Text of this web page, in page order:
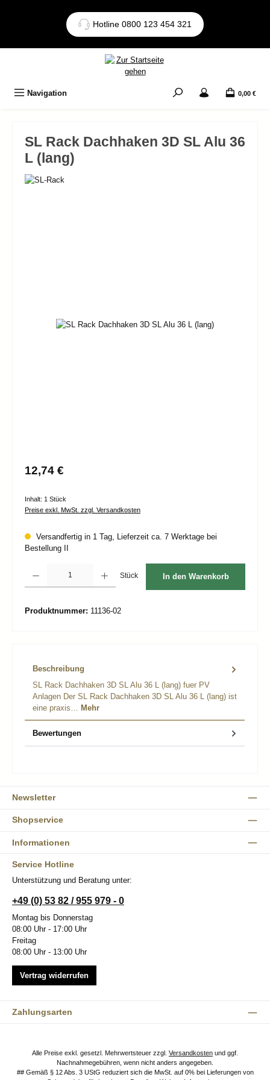
Zum Hauptinhalt springen
Hotline 0800 123 454 321
Navigation 0,00 €
SL Rack Dachhaken 3D SL Alu 36
L (lang)
Bildergalerie überspringen
Regulärer Preis:
12,74 €
Inhalt: 1 Stück
Preise exkl. MwSt. zzgl. Versandkosten
Versandfertig in 1 Tag, Lieferzeit ca. 7 Werktage bei
Bestellung II
Stück In den Warenkorb
Produktnummer: 11136-02
Beschreibung
SL Rack Dachhaken 3D SL Alu 36 L (lang) fuer PV
Anlagen Der SL Rack Dachhaken 3D SL Alu 36 L (lang) ist
eine praxis… Mehr
Bewertungen
Newsletter
Shopservice
Informationen
Service Hotline
Unterstützung und Beratung unter:
+49 (0) 53 82 / 955 979 - 0
Montag bis Donnerstag
08:00 Uhr - 17:00 Uhr
Freitag
08:00 Uhr - 13:00 Uhr
Vertrag widerrufen
Zahlungsarten
Alle Preise exkl. gesetzl. Mehrwertsteuer zzgl. Versandkosten und ggf.
Nachnahmegebühren, wenn nicht anders angegeben.
## Gemäß § 12 Abs. 3 UStG reduziert sich die MwSt. auf 0% bei Lieferungen von